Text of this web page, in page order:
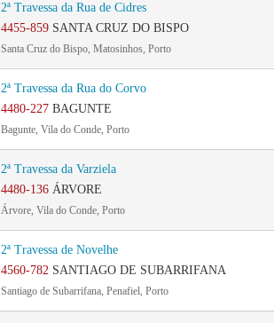
2ª Travessa da Rua de Cidres
4455-859 SANTA CRUZ DO BISPO
Santa Cruz do Bispo, Matosinhos, Porto
2ª Travessa da Rua do Corvo
4480-227 BAGUNTE
Bagunte, Vila do Conde, Porto
2ª Travessa da Varziela
4480-136 ÁRVORE
Árvore, Vila do Conde, Porto
2ª Travessa de Novelhe
4560-782 SANTIAGO DE SUBARRIFANA
Santiago de Subarrifana, Penafiel, Porto